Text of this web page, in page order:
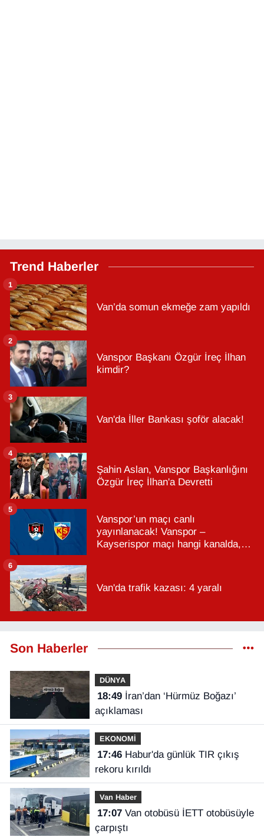
Trend Haberler
Van’da somun ekmeğe zam yapıldı
1
Vanspor Başkanı Özgür İreç İlhan
kimdir?
2
Van'da İller Bankası şoför alacak!
3
Şahin Aslan, Vanspor Başkanlığını
Özgür İreç İlhan'a Devretti
4
Vanspor’un maçı canlı
yayınlanacak! Vanspor –
Kayserispor maçı hangi kanalda,
5
Van'da trafik kazası: 4 yaralı
6
Son Haberler
DÜNYA
18:49İran’dan ‘Hürmüz Boğazı’
açıklaması
EKONOMİ
17:46Habur'da günlük TIR çıkış
rekoru kırıldı
Van Haber
17:07Van otobüsü İETT otobüsüyle
çarpıştı